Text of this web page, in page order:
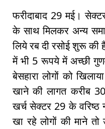
फरीदाबाद 29 मई।
के साथ मिलकर अन्य
लिये रब दी रसोई शुरू की
में भी 5 रूपये में अच्छी
बेसहारा लोगों को
खाने की लागत करीब
खर्च सेक्टर 29 के वरिष्ठ
खा रहे लोगों की माने